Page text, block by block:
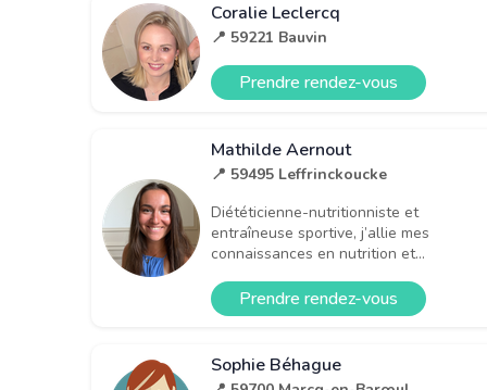
Coralie Leclercq
📍 59221 Bauvin
Prendre rendez-vous
Mathilde Aernout
📍 59495 Leffrinckoucke
Diététicienne-nutritionniste et
entraîneuse sportive, j’allie mes
connaissances en nutrition et...
Prendre rendez-vous
Sophie Béhague